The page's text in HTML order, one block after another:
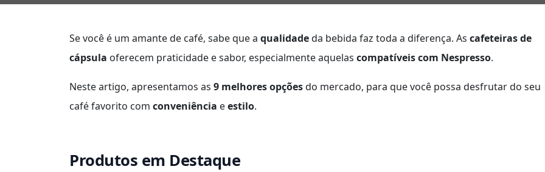
Se você é um amante de café, sabe que a qualidadeda bebida faz toda a diferença. As cafeteiras de
cápsula oferecem praticidade e sabor, especialmente aquelas compatíveis com Nespresso.
Neste artigo, apresentamos as 9 melhores opçõesdo mercado, para que você possa desfrutar do seu
café favorito com conveniência eestilo.
Produtos em Destaque